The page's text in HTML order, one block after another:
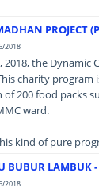
PROJECT
2018
2018, the
charity program
200 food packs
ward.
kind of pure
BUBUR LAMBUK
2018